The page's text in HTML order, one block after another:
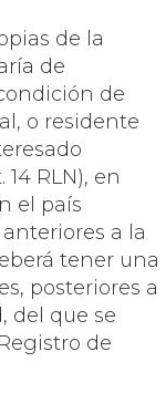
de la
de
de
o residente
RLN), en
el país
a la
tener una
posteriores a
del que se
de